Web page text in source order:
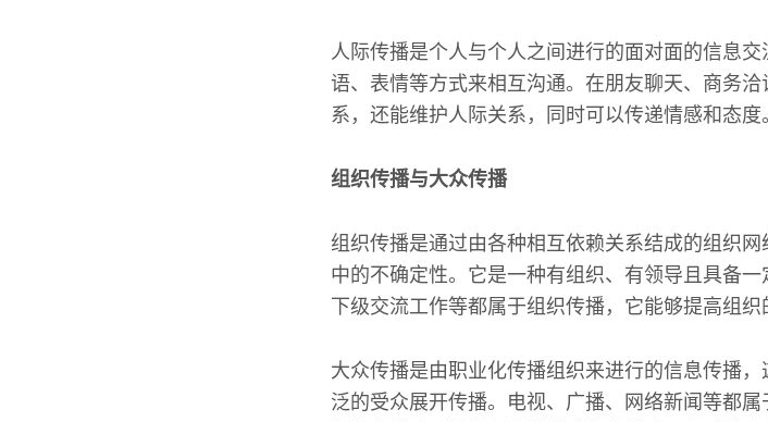
人际传播是个人与个人之间进行的面对面的信息
语、表情等方式来相互沟通。在朋友聊天、商务
系，还能维护人际关系，同时可以传递情感和态度
组织传播与大众传播
组织传播是通过由各种相互依赖关系结成的组织
中的不确定性。它是一种有组织、有领导且具备
下级交流工作等都属于组织传播，它能够提高组织
大众传播是由职业化传播组织来进行的信息传播
泛的受众展开传播。电视、广播、网络新闻等都